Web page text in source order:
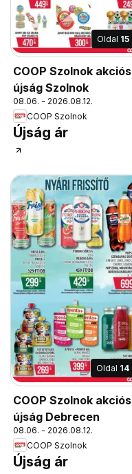
Oldal 15
COOP Szolnok akciós
újság Szolnok
08.06. - 2026.08.12.
COOP Szolnok
Újság ár
Oldal 14
COOP Szolnok akciós
újság Debrecen
08.06. - 2026.08.12.
COOP Szolnok
Újság ár